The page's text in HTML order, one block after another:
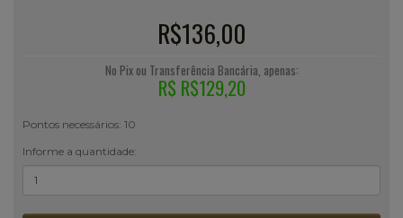
R$136,00
No Pix ou Transferência Bancária, apenas:
R$ R$129,20
Pontos necessários: 10
Informe a quantidade: